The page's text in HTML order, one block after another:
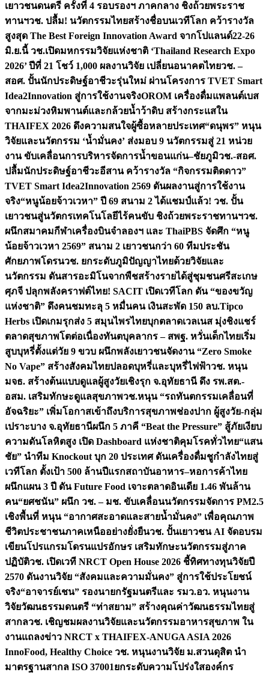
เยาวชนดนตรี ครั้งที่ 4 รอบรองฯ ภาคกลาง ชิงถ้วยพระราช
ทานฯวช. ปลื้ม! นวัตกรรมไทยสร้างชื่อบนเวทีโลก คว้ารางวัล
สูงสุด The Best Foreign Innovation Award จากโปแลนด์22-26
มิ.ย.นี้ วช.เปิดมหกรรมวิจัยแห่งชาติ ‘Thailand Research Expo
2026’ ปีที่ 21 โชว์ 1,000 ผลงานวิจัย เปลี่ยนอนาคตไทยวช. –
สอศ. ปั้นนักประดิษฐ์อาชีวะรุ่นใหม่ ผ่านโครงการ TVET Smart
Idea2Innovation สู่การใช้งานจริงOROM เครื่องดื่มแพลนต์เบส
จากมะม่วงหิมพานต์และกล้วยน้ำว้าดิบ สร้างกระแสใน
THAIFEX 2026 ดึงความสนใจผู้ซื้อหลายประเทศ“ดนุพร” หนุน
วิจัยและนวัตกรรม ‘น้ำมั่นคง’ ส่งมอบ 9 นวัตกรรมสู่ 21 หน่วย
งาน ขับเคลื่อนการบริหารจัดการน้ำขอนแก่น–ชัยภูมิวช.-สอศ.
ปลื้มนักประดิษฐ์อาชีวะอีสาน คว้ารางวัล “กิจกรรมติดดาว”
TVET Smart Idea2Innovation 2569 ดันผลงานสู่การใช้งาน
จริง“หนูน้อยจ้าวเวหา” ปี 69 สนาม 2 ได้แชมป์แล้ว! วช. ปั้น
เยาวชนสู่นวัตกรเทคโนโลยีไร้คนขับ ชิงถ้วยพระราชทานฯวช.
ผนึกสมาคมกีฬาเครื่องบินจำลองฯ และ ThaiPBS จัดศึก “หนู
น้อยจ้าวเวหา 2569” สนาม 2 เยาวชนกว่า 60 ทีมประชัน
ศักยภาพโดรนวช. ยกระดับภูมิปัญญาไทยด้วยวิจัยและ
นวัตกรรม ดันสารอะมิโนจากพืชสร้างรายได้สู่ชุมชนศรีสะเกษ
ศุภจี ปลุกพลังคราฟต์ไทย! SACIT เปิดเวทีโลก ดัน “ของขวัญ
แห่งชาติ” ดึงคนชมทะลุ 5 หมื่นคน เงินสะพัด 150 ลบ.Tipco
Herbs เปิดเกมรุกส่ง 5 สมุนไพรไทยบุกตลาดเวลเนส มุ่งชิงแชร์
ตลาดสุขภาพโตต่อเนื่องทันตบุคลากร – สพฐ. หวั่นเด็กไทยเริ่ม
สูบบุหรี่ตั้งแต่วัย 9 ขวบ ผนึกพลังเยาวชนจัดงาน “Zero Smoke
No Vape” สร้างสังคมไทยปลอดบุหรี่และบุหรี่ไฟฟ้าวช. หนุน
มจธ. สร้างต้นแบบดูแลผู้สูงวัยเชิงรุก จ.อุทัยธานี ดึง รพ.สต.-
อสม. เสริมทักษะดูแลสุขภาพวช.หนุน “รถทันตกรรมเคลื่อนที่
อัจฉริยะ” เพิ่มโอกาสเข้าถึงบริการสุขภาพช่องปาก ผู้สูงวัย-กลุ่ม
เปราะบาง จ.อุทัยธานีผนึก 5 ภาคี “Beat the Pressure” สู้ภัยเงียบ
ความดันโลหิตสูง เปิด Dashboard แห่งชาติคุมโรคทั่วไทย“แสน
ชัย” นำทีม Knockout บุก 20 ประเทศ ดันเครื่องดื่มชูกำลังไทยสู่
เวทีโลก ตั้งเป้า 500 ล้านปีแรกสถาบันอาหาร–หอการค้าไทย
ผนึกแผน 3 ปี ดัน Future Food เจาะตลาดอินเดีย 1.46 พันล้าน
คน“ยศชนัน” ผนึก วช. – มช. ขับเคลื่อนนวัตกรรมจัดการ PM2.5
เชิงพื้นที่ หนุน “อากาศสะอาดและสายน้ำมั่นคง” เพื่อคุณภาพ
ชีวิตประชาชนภาคเหนืออย่างยั่งยืนวช. ปั้นเยาวชน AI จัดอบรม
เขียนโปรแกรมโดรนแปรอักษร เสริมทักษะนวัตกรรมสู่ภาค
ปฏิบัติวช. เปิดเวที NRCT Open House 2026 ชี้ทิศทางทุนวิจัยปี
2570 ดันงานวิจัย “สังคมและความมั่นคง” สู่การใช้ประโยชน์
จริง“อาจารย์เชน” รองนายกรัฐมนตรีและ รมว.อว. หนุนงาน
วิจัยวัฒนธรรมดนตรี “ท่าสยาม” สร้างคุณค่าวัฒนธรรมไทยสู่
สากลวช. เชิญชมผลงานวิจัยและนวัตกรรมอาหารสุขภาพ ใน
งานแถลงข่าว NRCT x THAIFEX-ANUGA ASIA 2026
InnoFood, Healthy Choice วช. หนุนงานวิจัย ม.สวนดุสิต นำ
มาตรฐานสากล ISO 37001ยกระดับความโปร่งใสองค์กร